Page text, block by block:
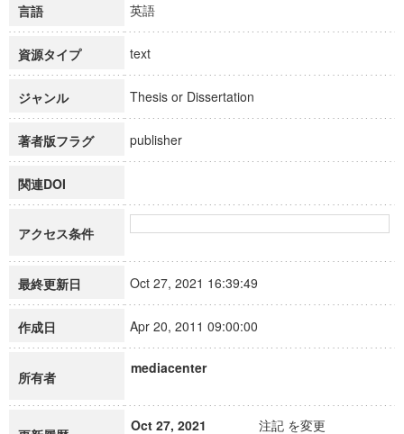
言語 英語
資源タイプ text
ジャンル Thesis or Dissertation
著者版フラグ publisher
関連DOI
アクセス条件
最終更新日 Oct 27, 2021 16:39:49
作成日 Apr 20, 2011 09:00:00
所有者
mediacenter
Oct 27, 2021 注記 を変更